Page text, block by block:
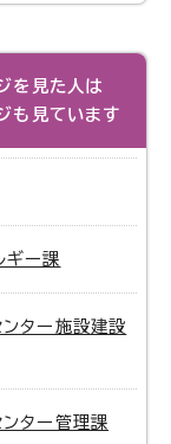
を見た人は
も見ています
ギー課
ンター施設建設
ンター管理課